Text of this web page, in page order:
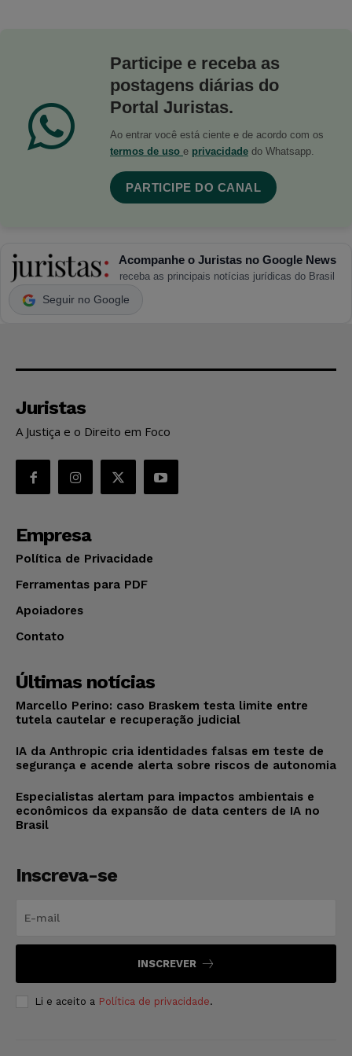
Participe e receba as
postagens diárias do
Portal Juristas.
Ao entrar você está ciente e de acordo com os
termos de uso e privacidade do Whatsapp.
PARTICIPE DO CANAL
Acompanhe o Juristas no Google News
receba as principais notícias jurídicas do Brasil
Seguir no Google
Juristas
A Justiça e o Direito em Foco
Empresa
Política de Privacidade
Ferramentas para PDF
Apoiadores
Contato
Últimas notícias
Marcello Perino: caso Braskem testa limite entre
tutela cautelar e recuperação judicial
IA da Anthropic cria identidades falsas em teste de
segurança e acende alerta sobre riscos de autonomia
Especialistas alertam para impactos ambientais e
econômicos da expansão de data centers de IA no
Brasil
Inscreva-se
INSCREVER
Li e aceito a Política de privacidade.